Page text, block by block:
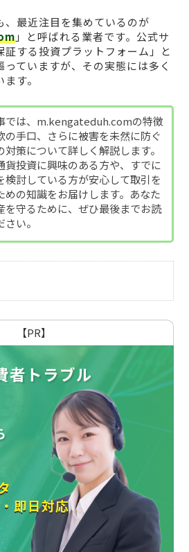
、最近注目を集めているのが
」と呼ばれる業者です。公式サ
証する投資プラットフォーム」と
っていますが、その実態には多く
す。
では、m.kengateduh.comの特徴
の手口、さらに被害を未然に防ぐ
対策について詳しく解説します。
貨投資に興味のある方や、すでに
検討している方が安心して取引を
めの知識をお届けします。あなた
を守るために、ぜひ最後までお読
い。
【PR】
者トラブル
即日対応